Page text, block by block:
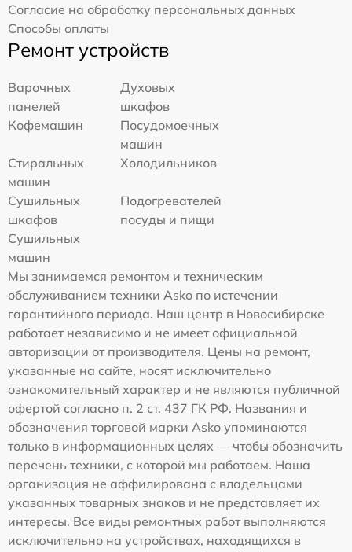
Согласие на обработку персональных данных
Способы оплаты
Ремонт устройств
Варочных
панелей
Духовых
шкафов
Кофемашин
Посудомоечных
машин
Стиральных
машин
Холодильников
Сушильных
шкафов
Подогревателей
посуды и пищи
Сушильных
машин
Мы занимаемся ремонтом и техническим
обслуживанием техники Asko по истечении
гарантийного периода. Наш центр в Новосибирске
работает независимо и не имеет официальной
авторизации от производителя. Цены на ремонт,
указанные на сайте, носят исключительно
ознакомительный характер и не являются публичной
офертой согласно п. 2 ст. 437 ГК РФ. Названия и
обозначения торговой марки Asko упоминаются
только в информационных целях — чтобы обозначить
перечень техники, с которой мы работаем. Наша
организация не аффилирована с владельцами
указанных товарных знаков и не представляет их
интересы. Все виды ремонтных работ выполняются
исключительно на устройствах, находящихся в